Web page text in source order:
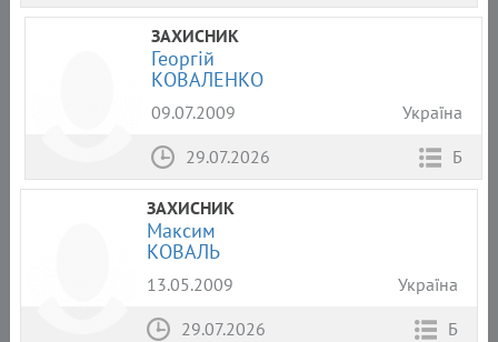
ЗАХИСНИК
Георгій
КОВАЛЕНКО
09.07.2009
Україна
29.07.2026
Б
ЗАХИСНИК
Максим
КОВАЛЬ
13.05.2009
Україна
29.07.2026
Б